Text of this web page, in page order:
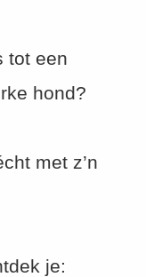
tot een
hond?
met z’n
je: